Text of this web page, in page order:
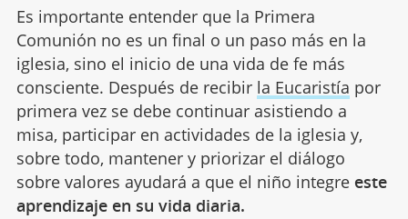
Es importante entender que la Primera
Comunión no es un final o un paso más en la
iglesia, sino el inicio de una vida de fe más
consciente. Después de recibir la Eucaristía por
primera vez se debe continuar asistiendo a
misa, participar en actividades de la iglesia y,
sobre todo, mantener y priorizar el diálogo
sobre valores ayudará a que el niño integre este
aprendizaje en su vida diaria.